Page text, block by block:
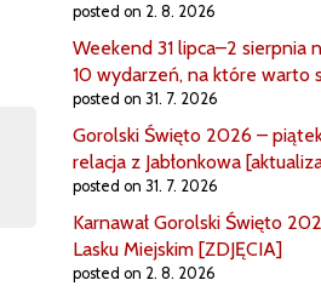
posted on 2. 8. 2026
Weekend 31 lipca–2 sierpnia
10 wydarzeń, na które warto
posted on 31. 7. 2026
Gorolski Święto 2026 –
relacja z Jabłonkowa
posted on 31. 7. 2026
Karnawał Gorolski Święto
Lasku Miejskim [ZDJĘCIA]
posted on 2. 8. 2026